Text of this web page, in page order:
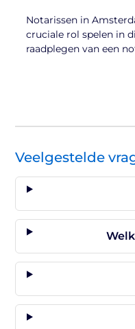
Notarissen in
cruciale rol spelen in
raadplegen van een
Veelgestelde